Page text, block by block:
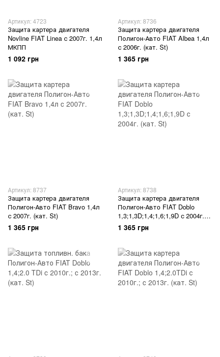
Артикул: 4723
Защита картера двигателя
Novline FIAT Linea с 2007г. 1,4л
МКПП
1 092 грн
Артикул: 8736
Защита картера двигателя
Полигон-Авто FIAT Albea 1,4л
с 2006г. (кат. St)
1 365 грн
Артикул: 8737
Защита картера двигателя
Полигон-Авто FIAT Bravo 1,4л
с 2007г. (кат. St)
1 365 грн
Артикул: 8738
Защита картера двигателя
Полигон-Авто FIAT Doblo
1,3;1,3D;1,4;1,6;1,9D с 2004г.
(кат. St)
1 365 грн